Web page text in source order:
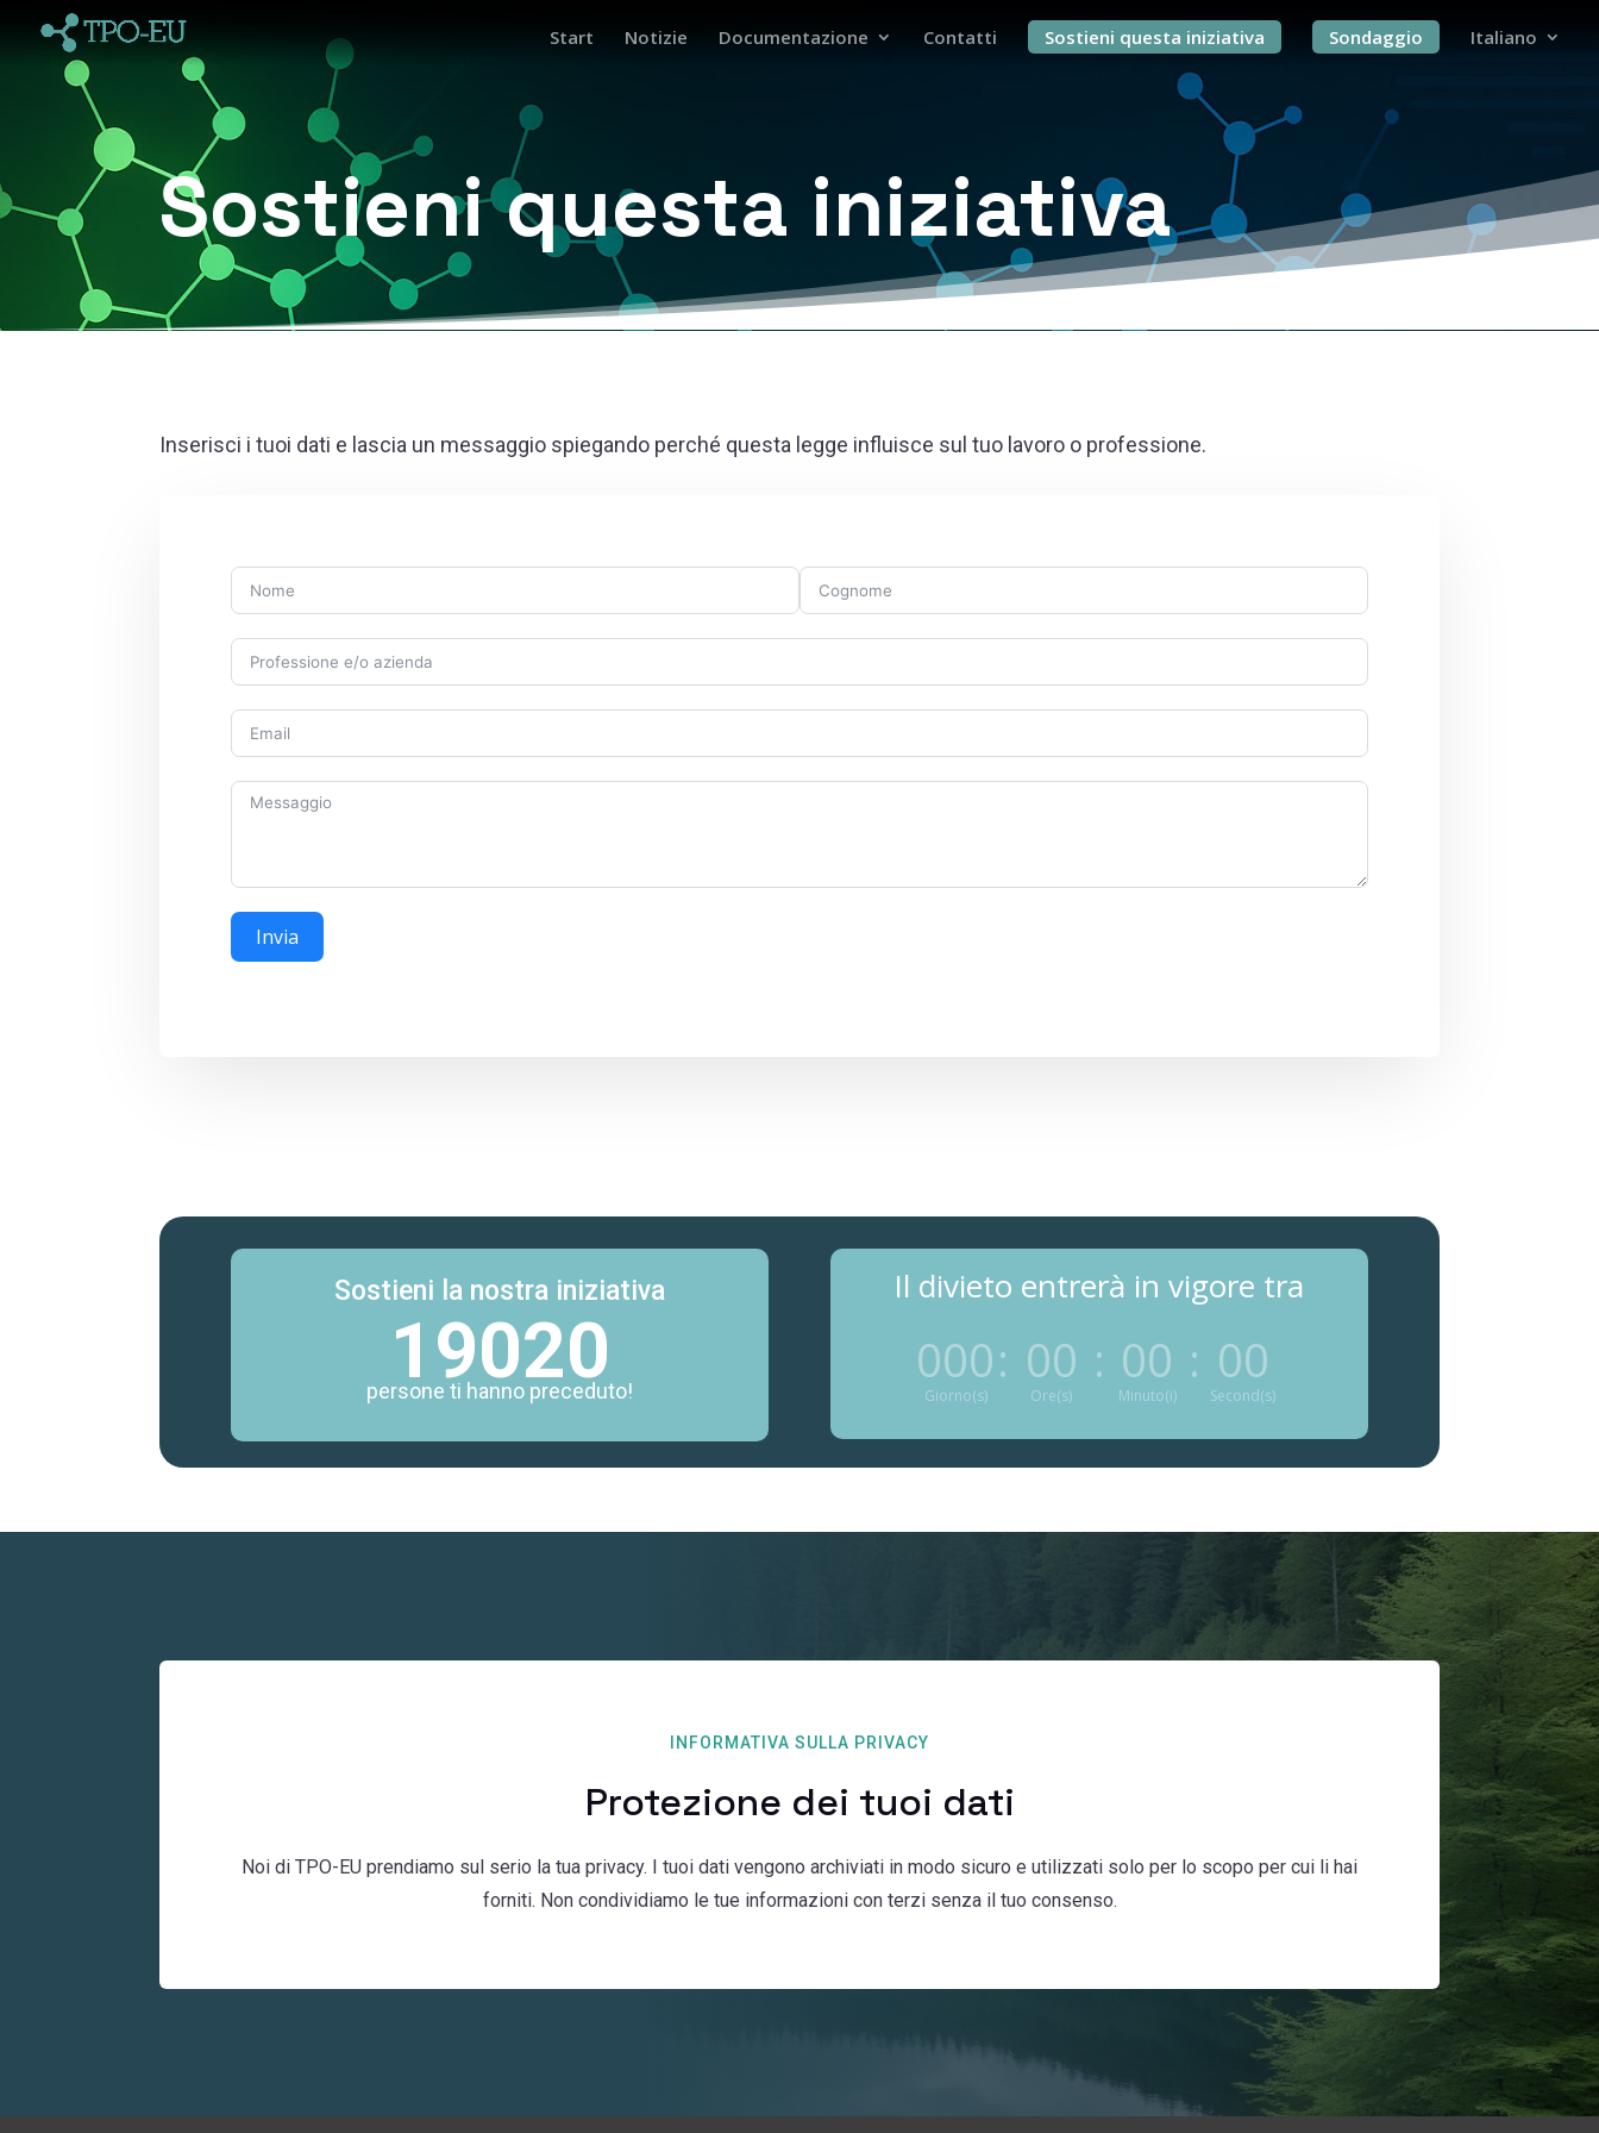
Start Notizie Documentazione Contatti Sostieni questa iniziativa Sondaggio Italiano
Sostieni questa iniziativa
Inserisci i tuoi dati e lascia un messaggio spiegando perché questa legge influisce sul tuo lavoro o professione.
Invia
Sostieni la nostra iniziativa
19020
persone ti hanno preceduto!
Il divieto entrerà in vigore tra
000
Giorno(s)
: 00
Ore(s)
: 00
Minuto(i)
: 00
Second(s)
INFORMATIVA SULLA PRIVACY
Protezione dei tuoi dati
Noi di TPO-EU prendiamo sul serio la tua privacy. I tuoi dati vengono archiviati in modo sicuro e utilizzati solo per lo scopo per cui li hai
forniti. Non condividiamo le tue informazioni con terzi senza il tuo consenso.